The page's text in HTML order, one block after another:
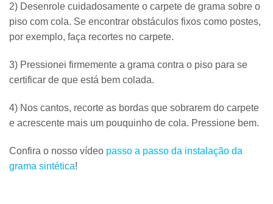
2) Desenrole cuidadosamente o carpete de grama sobre o
piso com cola. Se encontrar obstáculos fixos como postes,
por exemplo, faça recortes no carpete.
3) Pressionei firmemente a grama contra o piso para se
certificar de que está bem colada.
4) Nos cantos, recorte as bordas que sobrarem do carpete
e acrescente mais um pouquinho de cola. Pressione bem.
Confira o nosso vídeo passo a passo da instalação da
grama sintética!